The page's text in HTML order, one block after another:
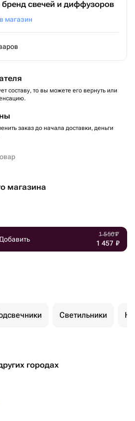
бренд свечей и диффузоров
магазин
составу, то вы можете его вернуть или
заказ до начала доставки, деньги
магазина
Добавить
1 550₽
1 457 ₽
Светильники
городах